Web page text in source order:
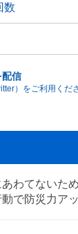
数
配信
）をご利用くだ
わてないた
で防災力ア